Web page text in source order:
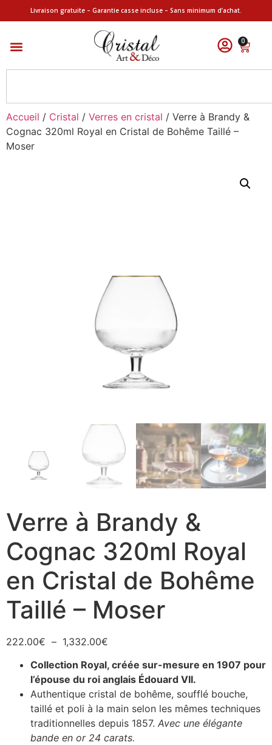
Livraison gratuite – Garantie casse incluse – Sans minimum d’achat.
0
Accueil / Cristal / Verres en cristal / Verre à Brandy &
Cognac 320ml Royal en Cristal de Bohême Taillé –
Moser
Verre à Brandy &
Cognac 320ml Royal
en Cristal de Bohême
Taillé – Moser
222.00€ – 1,332.00€
Collection Royal, créée sur-mesure en 1907 pour
l’épouse du roi anglais Édouard VII.
Authentique cristal de bohême, soufflé bouche,
taillé et poli à la main selon les mêmes techniques
traditionnelles depuis 1857. Avec une élégante
bande en or 24 carats.